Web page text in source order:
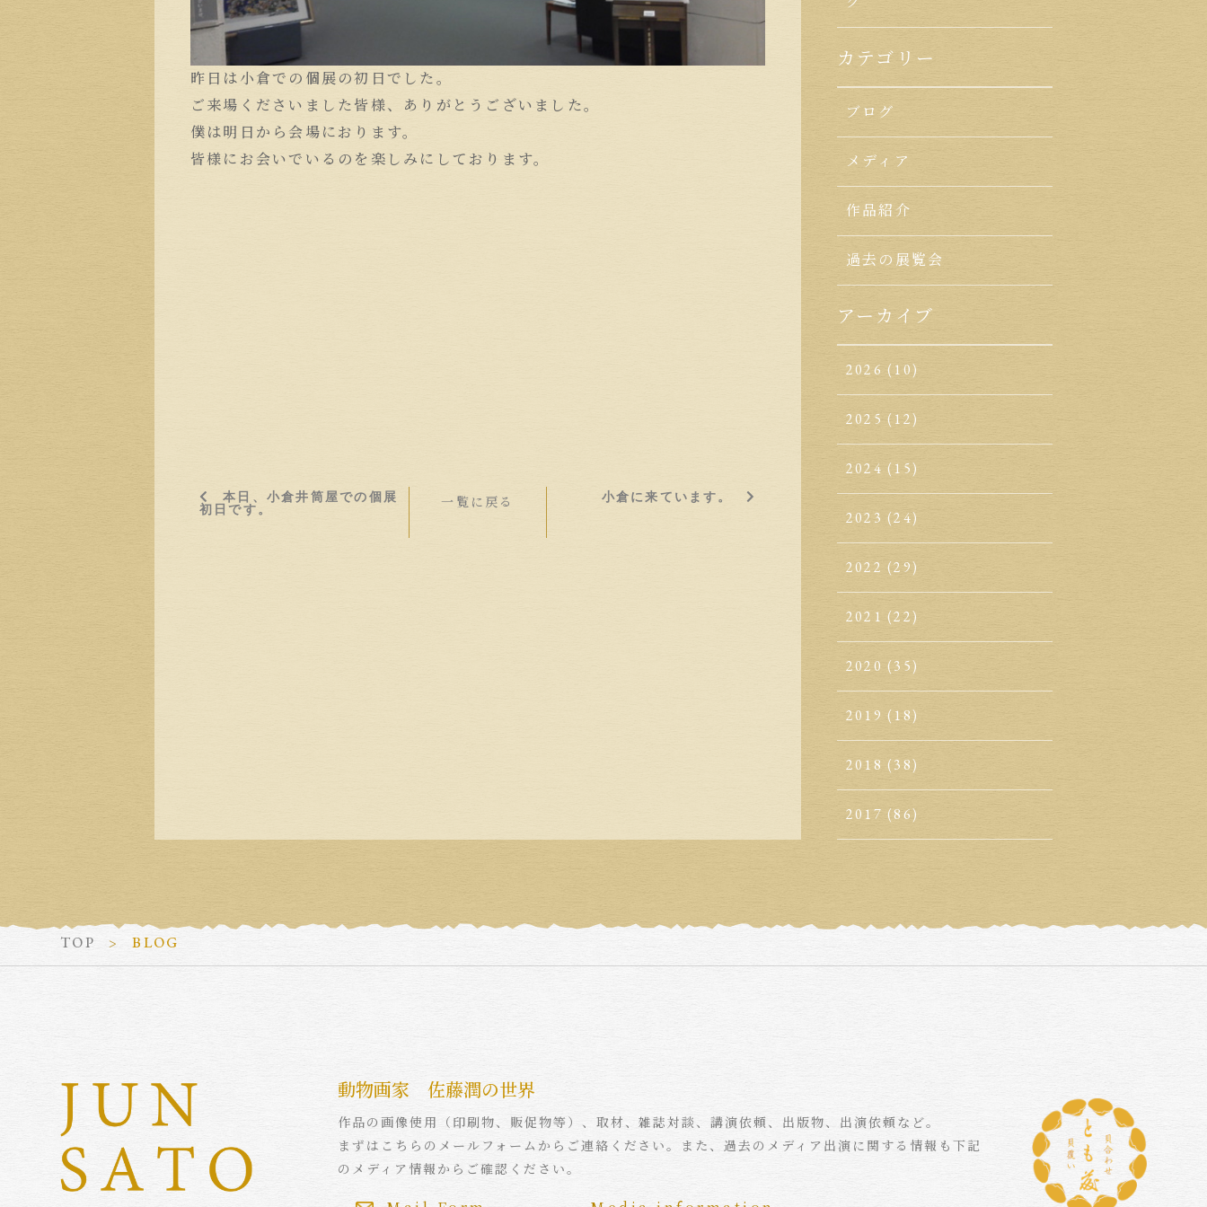
昨日は小倉での個展の初日でした。
ご来場くださいました皆様、ありがとうございました。
僕は明日から会場におります。
皆様にお会いでいるのを楽しみにしております。
本日、小倉井筒屋での個展
初日です。
一覧に戻る 小倉に来ています。
カテゴリー
ブログ
メディア
作品紹介
過去の展覧会
アーカイブ
2026 (10)
2025 (12)
2024 (15)
2023 (24)
2022 (29)
2021 (22)
2020 (35)
2019 (18)
2018 (38)
2017 (86)
TOP BLOG
動物画家 佐藤潤の世界
作品の画像使用（印刷物、販促物等）、取材、雑誌対談、講演依頼、出版物、出演依頼など。
まずはこちらのメールフォームからご連絡ください。また、過去のメディア出演に関する情報も下記
のメディア情報からご確認ください。